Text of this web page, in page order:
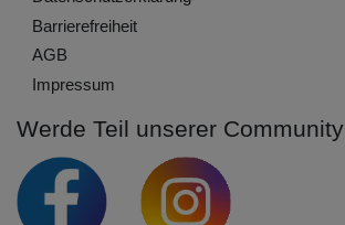
Barrierefreiheit
AGB
Impressum
Werde Teil unserer Community